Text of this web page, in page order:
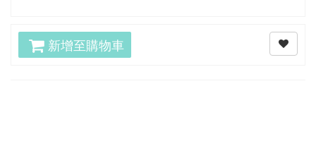
新增至購物車